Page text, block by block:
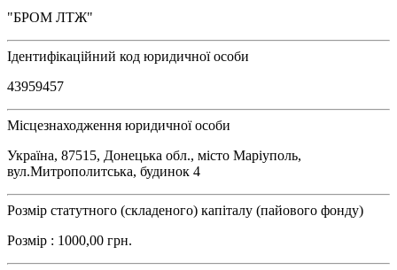
"БРОМ ЛТЖ"
Ідентифікаційний код юридичної особи
43959457
Місцезнаходження юридичної особи
Україна, 87515, Донецька обл., місто Маріуполь,
вул.Митрополитська, будинок 4
Розмір статутного (складеного) капіталу (пайового фонду)
Розмір : 1000,00 грн.